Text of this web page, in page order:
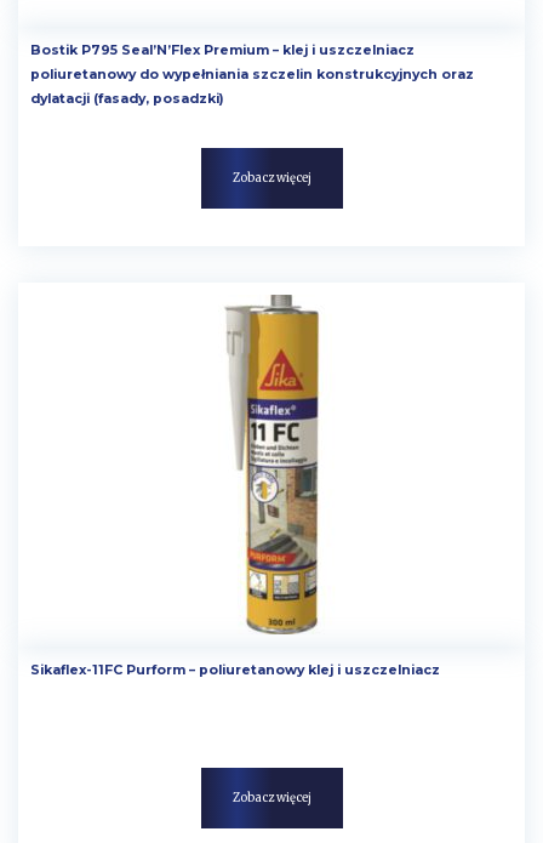
Bostik P795 Seal’N’Flex Premium – klej i uszczelniacz
poliuretanowy do wypełniania szczelin konstrukcyjnych oraz
dylatacji (fasady, posadzki)
Zobacz więcej
Sikaflex-11FC Purform – poliuretanowy klej i uszczelniacz
Zobacz więcej